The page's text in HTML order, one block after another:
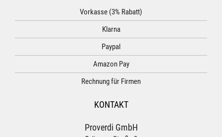
Vorkasse (3% Rabatt)
Klarna
Paypal
Amazon Pay
Rechnung für Firmen
KONTAKT
Proverdi GmbH